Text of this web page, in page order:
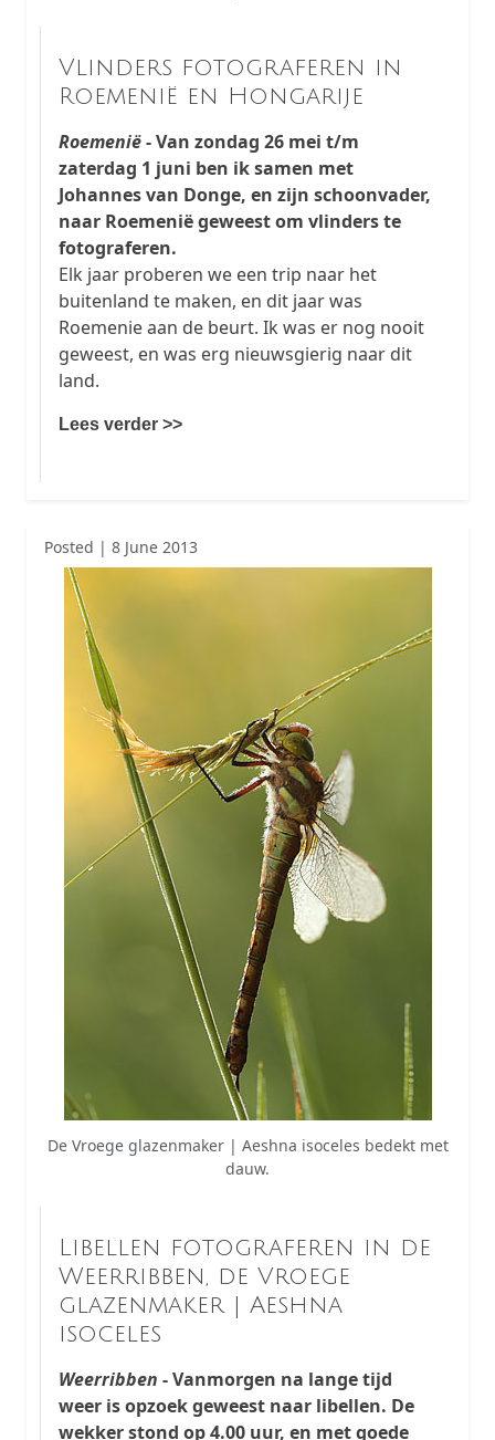
Vlinders fotograferen in
Roemenië en Hongarije
Roemenië- Van zondag 26 mei t/m
zaterdag 1 juni ben ik samen met
Johannes van Donge, en zijn schoonvader,
naar Roemenië geweest om vlinders te
fotograferen.
Elk jaar proberen we een trip naar het
buitenland te maken, en dit jaar was
Roemenie aan de beurt. Ik was er nog nooit
geweest, en was erg nieuwsgierig naar dit
land.
Lees verder >>
Posted | 8 June 2013
De Vroege glazenmaker | Aeshna isoceles bedekt met
dauw.
Libellen fotograferen in de
Weerribben, de Vroege
glazenmaker | Aeshna
isoceles
Weerribben - Vanmorgen na lange tijd
weer is opzoek geweest naar libellen. De
wekker stond op 4.00 uur, en met goede